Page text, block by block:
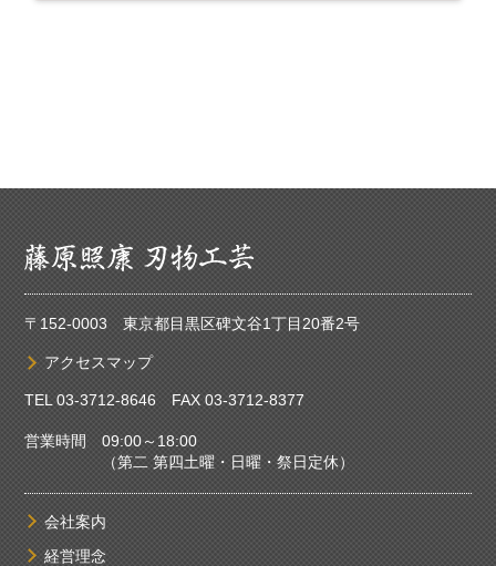
〒152-0003 東京都目黒区碑文谷1丁目20番2号
アクセスマップ
TEL03-3712-8646FAX 03-3712-8377
営業時間 09:00～18:00
（第二 第四土曜・日曜・祭日定休）
会社案内
経営理念